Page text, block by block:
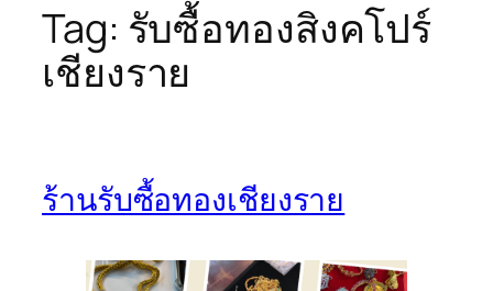
Tag: รับซื้อทองสิงคโปร์
เชียงราย
ร้านรับซื้อทองเชียงราย